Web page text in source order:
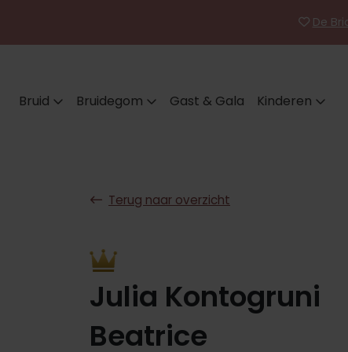
De
Bruid Bruidegom Gast & Gala Kinderen
Terug naar overzicht
Julia Kontogruni
Beatrice